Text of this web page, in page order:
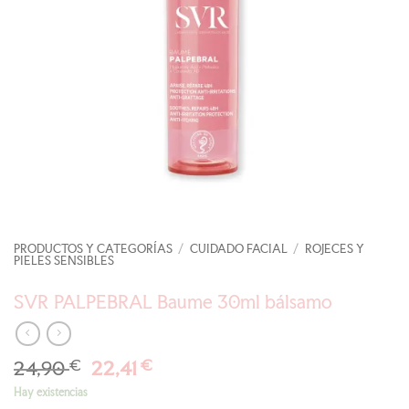
PRODUCTOS Y CATEGORÍAS / CUIDADO FACIAL / ROJECES Y
PIELES SENSIBLES
SVR PALPEBRAL Baume 30ml bálsamo
24,90€ El
22,41€El
Hay existencias